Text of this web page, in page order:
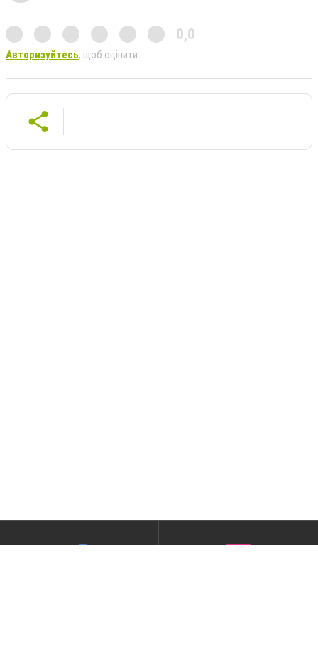
0,0
Авторизуйтесь, щоб оцінити